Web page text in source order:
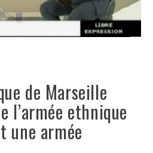
de Marseille
l’armée ethnique
une armée